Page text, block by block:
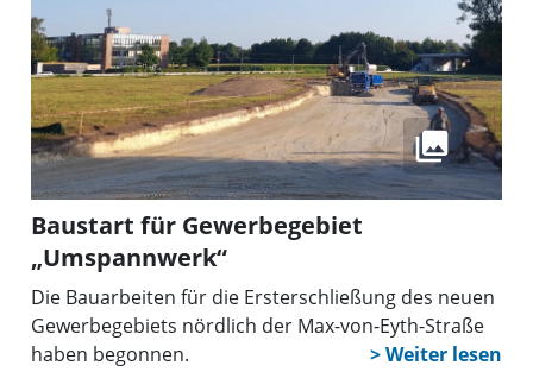
Baustart für Gewerbegebiet
„Umspannwerk“
Die Bauarbeiten für die Ersterschließung des neuen
Gewerbegebiets nördlich der Max-von-Eyth-Straße
haben begonnen.